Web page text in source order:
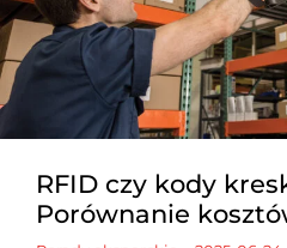
RFID czy kody
Porównanie